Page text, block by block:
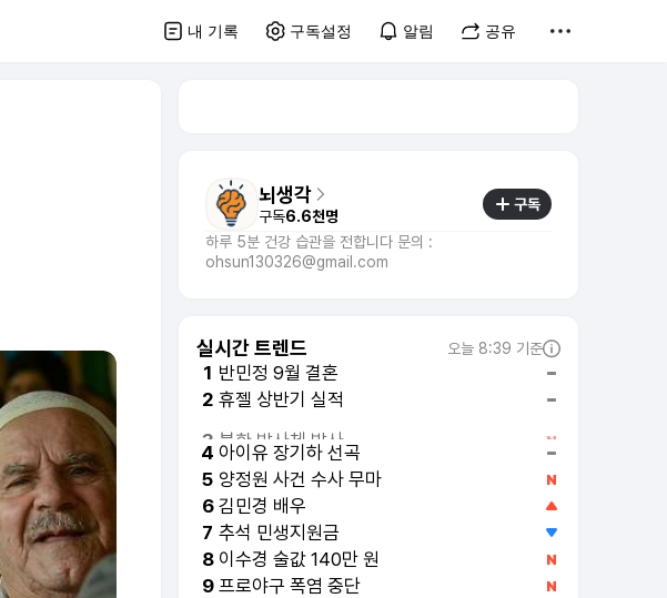
내 기록 구독설정 알림 공유
뇌생각
구독6.6천명
구독
하루 5분 건강 습관을 전합니다 문의 :
ohsun130326@gmail.com
실시간 트렌드 오늘 8:39 기준
1 반민정 9월 결혼
2 휴젤 상반기 실적
4 아이유 장기하 선곡
5 양정원 사건 수사 무마
6 김민경 배우
7 추석 민생지원금
8 이수경 술값 140만 원
9 프로야구 폭염 중단